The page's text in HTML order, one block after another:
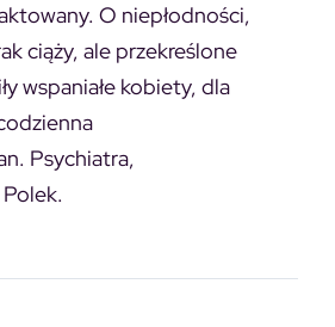
O niepłodności,
ciąży, ale przekreślone
wspaniałe kobiety, dla
Psychiatra,